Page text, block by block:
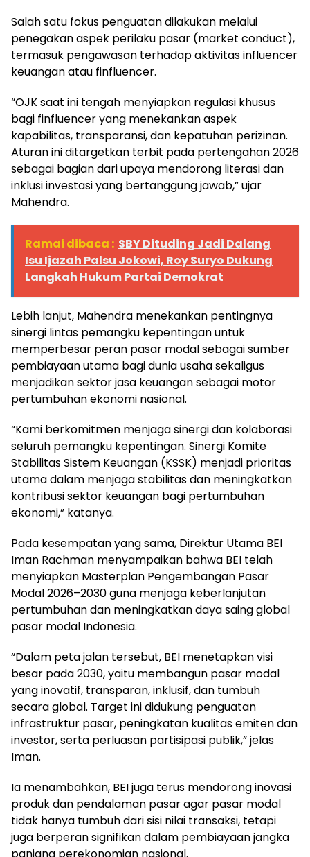
Salah satu fokus penguatan dilakukan melalui
penegakan aspek perilaku pasar (market conduct),
termasuk pengawasan terhadap aktivitas influencer
keuangan atau finfluencer.
“OJK saat ini tengah menyiapkan regulasi khusus
bagi finfluencer yang menekankan aspek
kapabilitas, transparansi, dan kepatuhan perizinan.
Aturan ini ditargetkan terbit pada pertengahan 2026
sebagai bagian dari upaya mendorong literasi dan
inklusi investasi yang bertanggung jawab,” ujar
Mahendra.
Ramai dibaca : SBY Dituding Jadi Dalang
Isu Ijazah Palsu Jokowi, Roy Suryo Dukung
Langkah Hukum Partai Demokrat
Lebih lanjut, Mahendra menekankan pentingnya
sinergi lintas pemangku kepentingan untuk
memperbesar peran pasar modal sebagai sumber
pembiayaan utama bagi dunia usaha sekaligus
menjadikan sektor jasa keuangan sebagai motor
pertumbuhan ekonomi nasional.
“Kami berkomitmen menjaga sinergi dan kolaborasi
seluruh pemangku kepentingan. Sinergi Komite
Stabilitas Sistem Keuangan (KSSK) menjadi prioritas
utama dalam menjaga stabilitas dan meningkatkan
kontribusi sektor keuangan bagi pertumbuhan
ekonomi,” katanya.
Pada kesempatan yang sama, Direktur Utama BEI
Iman Rachman menyampaikan bahwa BEI telah
menyiapkan Masterplan Pengembangan Pasar
Modal 2026–2030 guna menjaga keberlanjutan
pertumbuhan dan meningkatkan daya saing global
pasar modal Indonesia.
“Dalam peta jalan tersebut, BEI menetapkan visi
besar pada 2030, yaitu membangun pasar modal
yang inovatif, transparan, inklusif, dan tumbuh
secara global. Target ini didukung penguatan
infrastruktur pasar, peningkatan kualitas emiten dan
investor, serta perluasan partisipasi publik,” jelas
Iman.
Ia menambahkan, BEI juga terus mendorong inovasi
produk dan pendalaman pasar agar pasar modal
tidak hanya tumbuh dari sisi nilai transaksi, tetapi
juga berperan signifikan dalam pembiayaan jangka
panjang perekonomian nasional.